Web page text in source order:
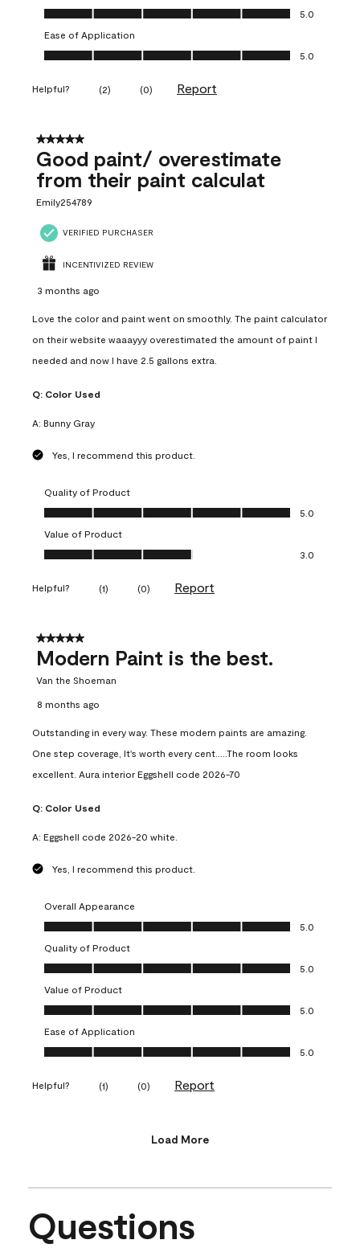
Value of Product, 5.0 out of 5
5.0
Ease of Application
Ease of Application, 5.0 out of 5
5.0
Helpful? (2) (0) Report
5 out of 5 stars.
Good paint/ overestimate
from their paint calculat
Emily254789
VERIFIED PURCHASER
INCENTIVIZED REVIEW
3 months ago
Love the color and paint went on smoothly. The paint calculator
on their website waaayyy overestimated the amount of paint I
needed and now I have 2.5 gallons extra.
Q: Color Used
A: Bunny Gray
Yes, I recommend this product.
Quality of Product
Quality of Product, 5.0 out of 5
5.0
Value of Product
Value of Product, 3.0 out of 5
3.0
Helpful? (1) (0) Report
5 out of 5 stars.
Modern Paint is the best.
Van the Shoeman
8 months ago
Outstanding in every way. These modern paints are amazing.
One step coverage, It's worth every cent.....The room looks
excellent. Aura interior Eggshell code 2026-70
Q: Color Used
A: Eggshell code 2026-20 white.
Yes, I recommend this product.
Overall Appearance
Overall Appearance, 5.0 out of 5
5.0
Quality of Product
Quality of Product, 5.0 out of 5
5.0
Value of Product
Value of Product, 5.0 out of 5
5.0
Ease of Application
Ease of Application, 5.0 out of 5
5.0
Helpful? (1) (0) Report
Load More
Questions